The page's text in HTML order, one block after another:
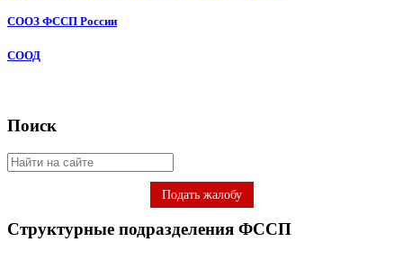
СООЗ ФССП России
СООД
Поиск
Подать жалобу
Структурные подразделения ФССП